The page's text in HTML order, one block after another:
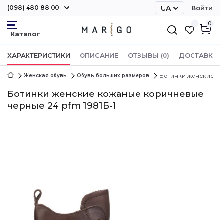
(098) 480 88 00 UA Войти
0
ХАРАКТЕРИСТИКИ ОПИСАНИЕ ОТЗЫВЫ (0) ДОСТАВКА
Женская обувь Обувь больших размеров Ботинки женские
Ботинки женские кожаные коричневые
черные 24 pfm 1981Б-1